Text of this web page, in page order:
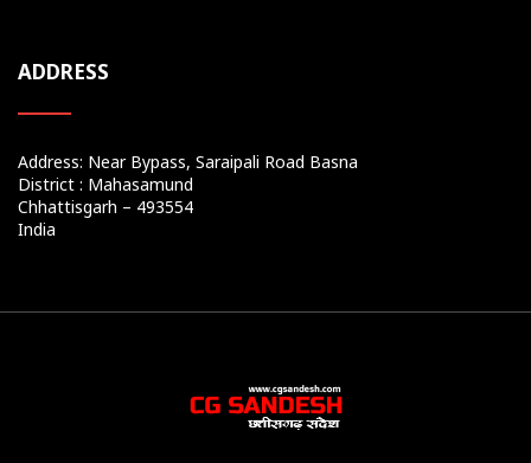
ADDRESS
Address: Near Bypass, Saraipali Road Basna
District : Mahasamund
Chhattisgarh – 493554
India